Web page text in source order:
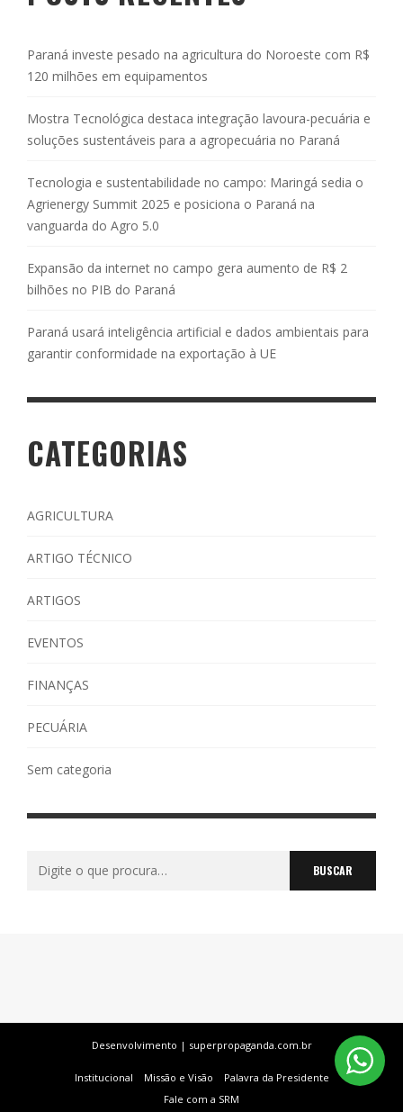
Paraná investe pesado na agricultura do Noroeste com R$
120 milhões em equipamentos
Mostra Tecnológica destaca integração lavoura-pecuária e
soluções sustentáveis para a agropecuária no Paraná
Tecnologia e sustentabilidade no campo: Maringá sedia o
Agrienergy Summit 2025 e posiciona o Paraná na
vanguarda do Agro 5.0
Expansão da internet no campo gera aumento de R$ 2
bilhões no PIB do Paraná
Paraná usará inteligência artificial e dados ambientais para
garantir conformidade na exportação à UE
CATEGORIAS
AGRICULTURA
ARTIGO TÉCNICO
ARTIGOS
EVENTOS
FINANÇAS
PECUÁRIA
Sem categoria
Desenvolvimento | superpropaganda.com.br
Institucional Missão e Visão
Palavra da Presidente
Fale com a SRM